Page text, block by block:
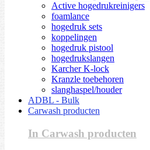
Active hogedrukreinigers
foamlance
hogedruk sets
koppelingen
hogedruk pistool
hogedrukslangen
Karcher K-lock
Kranzle toebehoren
slanghaspel/houder
ADBL - Bulk
Carwash producten
In Carwash producten